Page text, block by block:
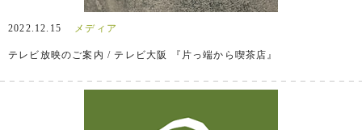
2022.12.15 メディア
テレビ放映のご案内 / テレビ大阪 『片っ端から喫茶店』